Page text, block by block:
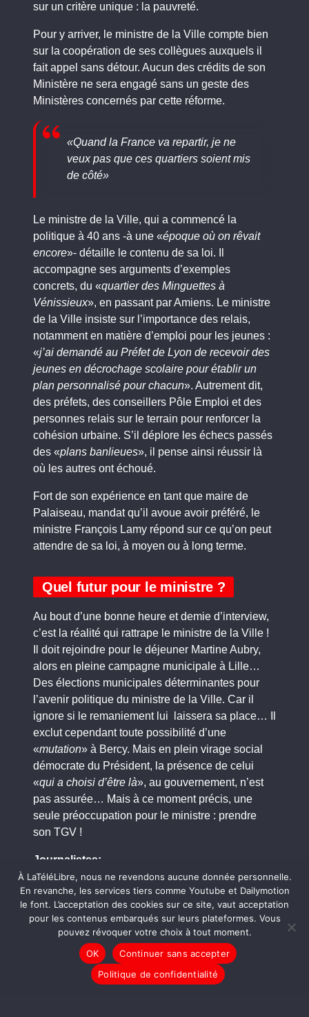
sur un critère unique : la pauvreté.
Pour y arriver, le ministre de la Ville compte bien
sur la coopération de ses collègues auxquels il
fait appel sans détour. Aucun des crédits de son
Ministère ne sera engagé sans un geste des
Ministères concernés par cette réforme.
«Quand la France va repartir, je ne
veux pas que ces quartiers soient mis
de côté»
Le ministre de la Ville, qui a commencé la
politique à 40 ans -à une «époque où on rêvait
encore»- détaille le contenu de sa loi. Il
accompagne ses arguments d’exemples
concrets, du «quartier des Minguettes à
Vénissieux», en passant par Amiens. Le ministre
de la Ville insiste sur l’importance des relais,
notamment en matière d’emploi pour les jeunes :
«j’ai demandé au Préfet de Lyon de recevoir des
jeunes en décrochage scolaire pour établir un
plan personnalisé pour chacun». Autrement dit,
des préfets, des conseillers Pôle Emploi et des
personnes relais sur le terrain pour renforcer la
cohésion urbaine. S’il déplore les échecs passés
des «plans banlieues», il pense ainsi réussir là
où les autres ont échoué.
Fort de son expérience en tant que maire de
Palaiseau, mandat qu’il avoue avoir préféré, le
ministre François Lamy répond sur ce qu’on peut
attendre de sa loi, à moyen ou à long terme.
Quel futur pour le ministre ?
Au bout d’une bonne heure et demie d’interview,
c’est la réalité qui rattrape le ministre de la Ville !
Il doit rejoindre pour le déjeuner Martine Aubry,
alors en pleine campagne municipale à Lille…
Des élections municipales déterminantes pour
l’avenir politique du ministre de la Ville. Car il
ignore si le remaniement lui laissera sa place… Il
exclut cependant toute possibilité d’une
«mutation» à Bercy. Mais en plein virage social
démocrate du Président, la présence de celui
«qui a choisi d’être là», au gouvernement, n’est
pas assurée… Mais à ce moment précis, une
seule préoccupation pour le ministre : prendre
son TGV !
Journalistes:
Assa Diarra
Atouma Diarra
John Paul Lepers
Image :Vincent Massot et Flore Viénot
montage: Vincent Massot
À LaTéléLibre, nous ne revendons aucune donnée personnelle.
En revanche, les services tiers comme Youtube et Dailymotion
le font. L’acceptation des cookies sur ce site, vaut acceptation
pour les contenus embarqués sur leurs plateformes. Vous
pouvez révoquer votre choix à tout moment.
OK
Continuer sans accepter
Politique de confidentialité